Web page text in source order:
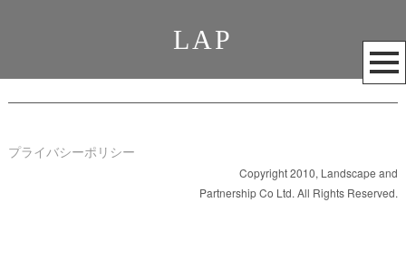
LAP
メ
ニ
ュ
開
く
プライバシーポリシー
Copyright 2010, Landscape and
Partnership Co Ltd. All Rights Reserved.